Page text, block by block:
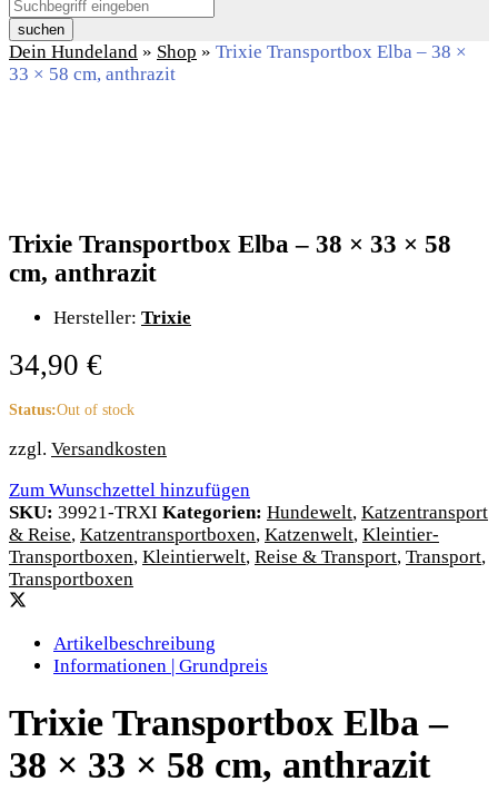
suchen
Dein Hundeland » Shop » Trixie Transportbox Elba – 38 ×
33 × 58 cm, anthrazit
Trixie Transportbox Elba – 38 × 33 × 58
cm, anthrazit
Hersteller: Trixie
34,90 €
Status:Out of stock
zzgl. Versandkosten
Zum Wunschzettel hinzufügen
SKU: 39921-TRXI Kategorien: Hundewelt, Katzentransport
& Reise, Katzentransportboxen, Katzenwelt, Kleintier-
Transportboxen, Kleintierwelt, Reise & Transport, Transport,
Transportboxen
Artikelbeschreibung
Informationen | Grundpreis
Trixie Transportbox Elba –
38 × 33 × 58 cm, anthrazit